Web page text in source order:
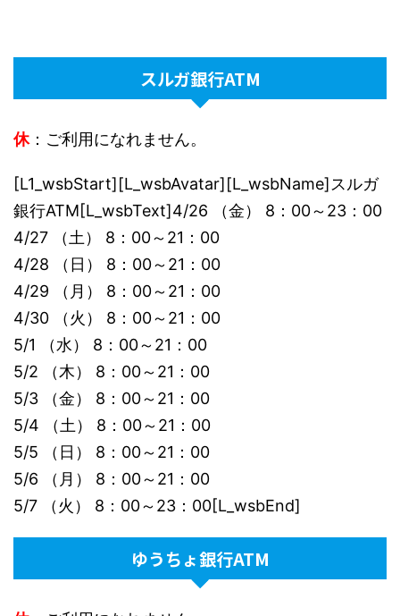
スルガ銀行ATM
休：ご利用になれません。
[L1_wsbStart][L_wsbAvatar][L_wsbName]スルガ
銀行ATM[L_wsbText]4/26 （金） 8：00～23：00
4/27 （土） 8：00～21：00
4/28 （日） 8：00～21：00
4/29 （月） 8：00～21：00
4/30 （火） 8：00～21：00
5/1 （水） 8：00～21：00
5/2 （木） 8：00～21：00
5/3 （金） 8：00～21：00
5/4 （土） 8：00～21：00
5/5 （日） 8：00～21：00
5/6 （月） 8：00～21：00
5/7 （火） 8：00～23：00[L_wsbEnd]
ゆうちょ銀行ATM